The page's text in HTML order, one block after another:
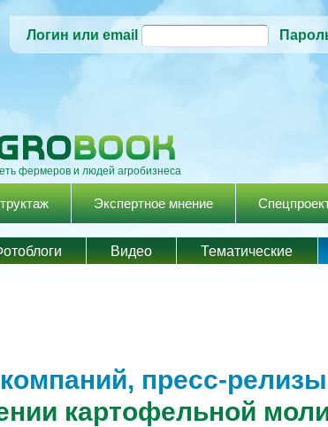
Логин или email
фермеров и людей агробизнеса
Экспертное мнение
Видео Тематические
пресс-релизы
картофельной